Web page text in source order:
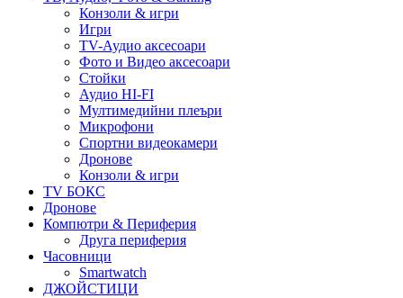
Конзоли & игри
Игри
TV-Аудио аксесоари
Фото и Видео аксесоари
Стойки
Аудио HI-FI
Мултимедийни плеъри
Микрофони
Спортни видеокамери
Дронове
Конзоли & игри
TV БОКС
Дронове
Компютри & Периферия
Друга периферия
Часовници
Smartwatch
ДЖОЙСТИЦИ